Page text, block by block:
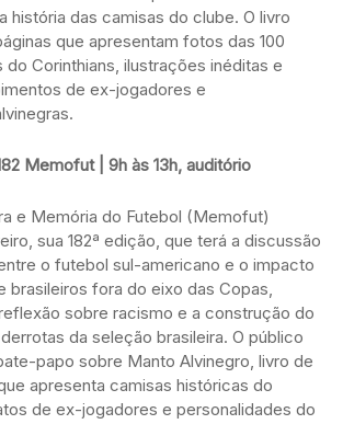
história das camisas do clube. O livro
que apresentam fotos das 100
Corinthians, ilustrações inéditas e
de ex-jogadores e
Memofut | 9h às 13h, auditório
e Memória do Futebol (Memofut)
sua 182ª edição, que terá a discussão
o futebol sul-americano e o impacto
brasileiros fora do eixo das Copas,
sobre racismo e a construção do
da seleção brasileira. O público
papo sobre Manto Alvinegro, livro de
apresenta camisas históricas do
de ex-jogadores e personalidades do